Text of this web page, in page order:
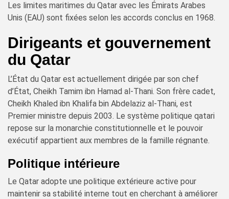
Les limites maritimes du Qatar avec les Émirats Arabes
Unis (EAU) sont fixées selon les accords conclus en 1968.
Dirigeants et gouvernement
du Qatar
L’État du Qatar est actuellement dirigée par son chef
d’État, Cheikh Tamim ibn Hamad al-Thani. Son frère cadet,
Cheikh Khaled ibn Khalifa bin Abdelaziz al-Thani, est
Premier ministre depuis 2003. Le système politique qatari
repose sur la monarchie constitutionnelle et le pouvoir
exécutif appartient aux membres de la famille régnante.
Politique intérieure
Le Qatar adopte une politique extérieure active pour
maintenir sa stabilité interne tout en cherchant à améliorer